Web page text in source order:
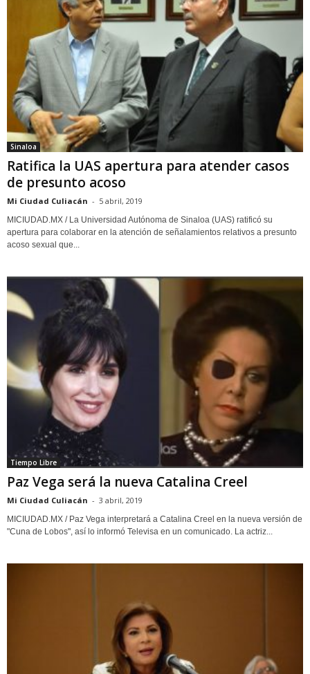
Sinaloa
Ratifica la UAS apertura para atender casos
de presunto acoso
Mi Ciudad Culiacán - 5 abril, 2019
MICIUDAD.MX / La Universidad Autónoma de Sinaloa (UAS) ratificó su
apertura para colaborar en la atención de señalamientos relativos a presunto
acoso sexual que...
Tiempo Libre
Paz Vega será la nueva Catalina Creel
Mi Ciudad Culiacán - 3 abril, 2019
MICIUDAD.MX / Paz Vega interpretará a Catalina Creel en la nueva versión de
"Cuna de Lobos", así lo informó Televisa en un comunicado. La actriz...